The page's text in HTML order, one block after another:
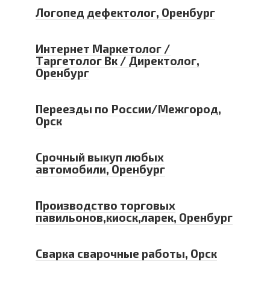
Логопед дефектолог, Оренбург
Интернет Маркетолог /
Таргетолог Вк / Директолог,
Оренбург
Переезды по России/Межгород,
Орск
Срочный выкуп любых
автомобили, Оренбург
Производство торговых
павильонов,киоск,ларек, Оренбург
Сварка сварочные работы, Орск